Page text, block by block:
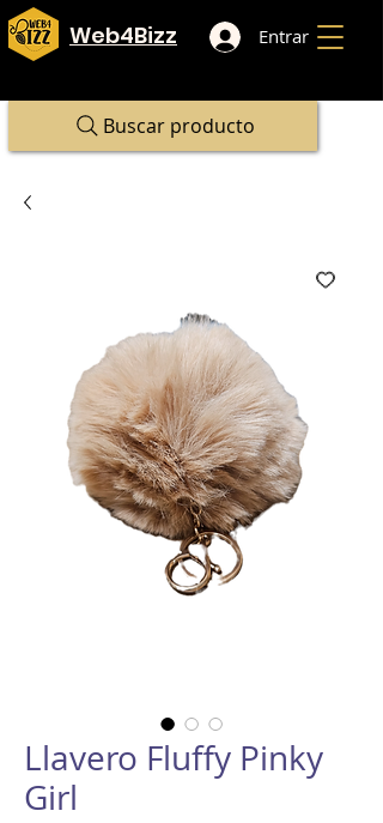
Web4Bizz Entrar
Buscar producto
Llavero Fluffy Pinky
Girl